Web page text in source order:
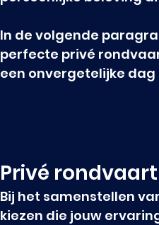
In de volgende
perfecte privé
een onvergetelijke
Privé
Bij het samenstellen
kiezen die jouw